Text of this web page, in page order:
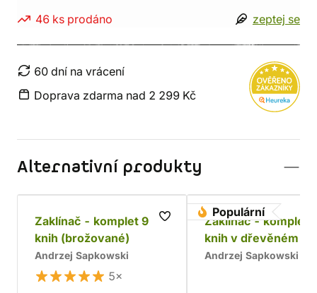
46 ks prodáno zeptej se
60 dní na vrácení
Doprava zdarma nad 2 299 Kč
Alternativní produkty
Zaklínač - komplet 9
knih (brožované)
Andrzej Sapkowski
5×
Populární
Zaklínač - komplet
knih v dřevěném
Chrám
Andrzej Sapkowski